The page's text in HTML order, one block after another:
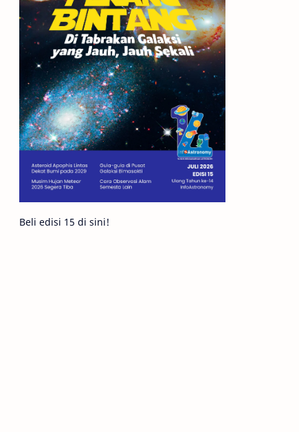
Mars Planet Katai
GMT 2016 History
Hoax Bima Sakti
Meteor Gerhana
Komet ISON Jupiter
Planet Kerdil Bumi
Pengetahuan Berita
Beli edisi 15 di sini!